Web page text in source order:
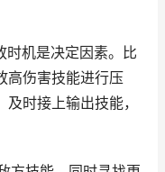
时机是决定因素。比
高伤害技能进行压
时接上输出技能，